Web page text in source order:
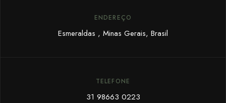
ENDEREÇO
Esmeraldas , Minas Gerais, Brasil
TELEFONE
31 98663 0223